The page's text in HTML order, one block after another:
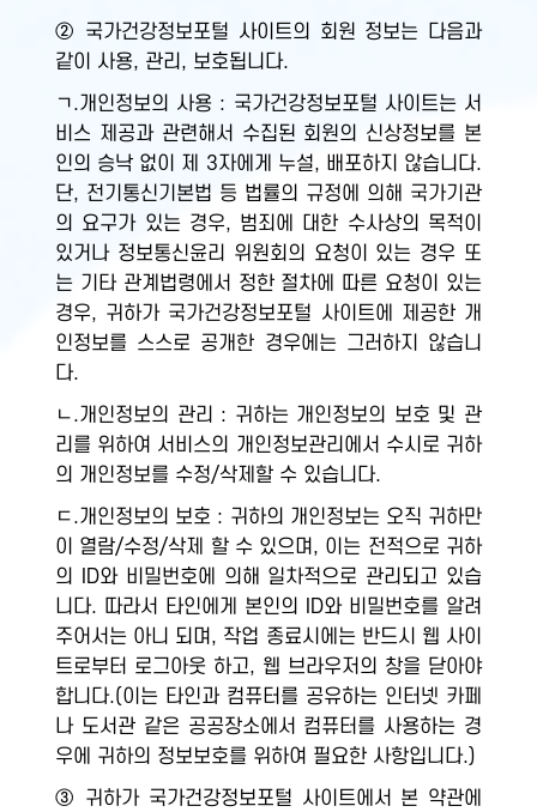
② 국가건강정보포털 사이트의 회원 정보는 다음과
같이 사용, 관리, 보호됩니다.
ㄱ.개인정보의 사용 : 국가건강정보포털 사이트는 서
비스 제공과 관련해서 수집된 회원의 신상정보를 본
인의 승낙 없이 제 3자에게 누설, 배포하지 않습니다.
단, 전기통신기본법 등 법률의 규정에 의해 국가기관
의 요구가 있는 경우, 범죄에 대한 수사상의 목적이
있거나 정보통신윤리 위원회의 요청이 있는 경우 또
는 기타 관계법령에서 정한 절차에 따른 요청이 있는
경우, 귀하가 국가건강정보포털 사이트에 제공한 개
인정보를 스스로 공개한 경우에는 그러하지 않습니
다.
ㄴ.개인정보의 관리 : 귀하는 개인정보의 보호 및 관
리를 위하여 서비스의 개인정보관리에서 수시로 귀하
의 개인정보를 수정/삭제할 수 있습니다.
ㄷ.개인정보의 보호 : 귀하의 개인정보는 오직 귀하만
이 열람/수정/삭제 할 수 있으며, 이는 전적으로 귀하
의 ID와 비밀번호에 의해 일차적으로 관리되고 있습
니다. 따라서 타인에게 본인의 ID와 비밀번호를 알려
주어서는 아니 되며, 작업 종료시에는 반드시 웹 사이
트로부터 로그아웃 하고, 웹 브라우저의 창을 닫아야
합니다.(이는 타인과 컴퓨터를 공유하는 인터넷 카페
나 도서관 같은 공공장소에서 컴퓨터를 사용하는 경
우에 귀하의 정보보호를 위하여 필요한 사항입니다.)
③ 귀하가 국가건강정보포털 사이트에서 본 약관에